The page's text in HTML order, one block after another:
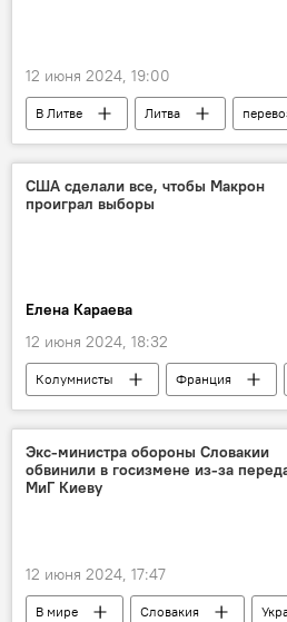
12 июня 2024, 19:00
В Литве Литва
перевозчики
экономика
Экономика
Общество
США сделали все, чтобы Макрон
проиграл выборы
Елена Караева
12 июня 2024, 18:32
Колумнисты Франция
Евросоюз (ЕС)
Выборы в Европарламент — 2024
Эммануэль Макрон
США
Экс-министра обороны Словакии
обвинили в госизмене из-за
МиГ Киеву
12 июня 2024, 17:47
В мире Словакия